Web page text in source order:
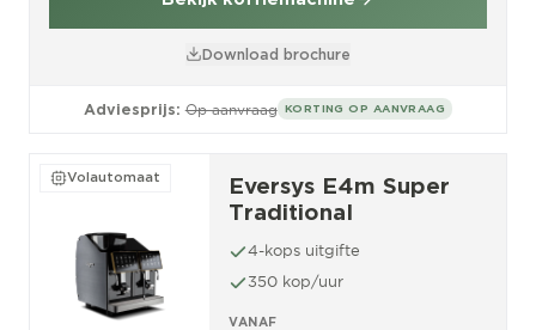
Download brochure
Adviesprijs: Op aanvraag KORTING OP AANVRAAG
Volautomaat
Eversys E4m Super
Traditional
4-kops uitgifte
350 kop/uur
VANAF